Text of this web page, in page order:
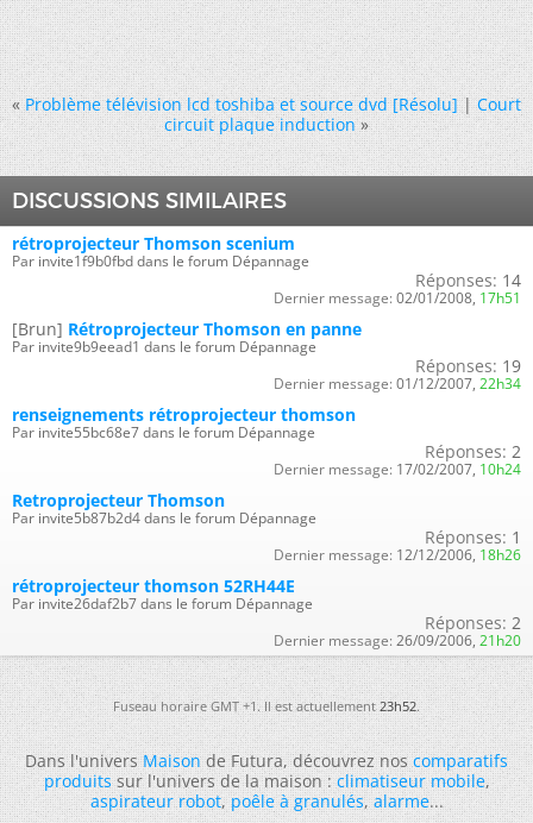
« Problème télévision lcd toshiba et source dvd [Résolu]|Court
circuit plaque induction »
DISCUSSIONS SIMILAIRES
rétroprojecteur Thomson scenium
Par invite1f9b0fbd dans le forum Dépannage
Réponses: 14
Dernier message: 02/01/2008, 17h51
[Brun] Rétroprojecteur Thomson en panne
Par invite9b9eead1 dans le forum Dépannage
Réponses: 19
Dernier message: 01/12/2007, 22h34
renseignements rétroprojecteur thomson
Par invite55bc68e7 dans le forum Dépannage
Réponses: 2
Dernier message: 17/02/2007, 10h24
Retroprojecteur Thomson
Par invite5b87b2d4 dans le forum Dépannage
Réponses: 1
Dernier message: 12/12/2006, 18h26
rétroprojecteur thomson 52RH44E
Par invite26daf2b7 dans le forum Dépannage
Réponses: 2
Dernier message: 26/09/2006, 21h20
Fuseau horaire GMT +1. Il est actuellement23h52.
Dans l'universMaisonde Futura, découvrez noscomparatifs
produitssur l'univers de la maison :climatiseur mobile,
aspirateur robot,poêle à granulés,alarme...